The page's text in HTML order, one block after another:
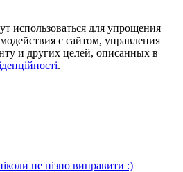
использоваться для упрощения
с сайтом, управления
и других целей, описанных в
.
не пізно виправити :)